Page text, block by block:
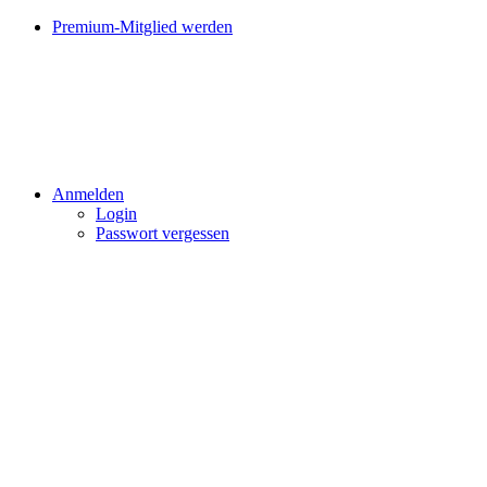
Premium-Mitglied werden
Anmelden
Login
Passwort vergessen